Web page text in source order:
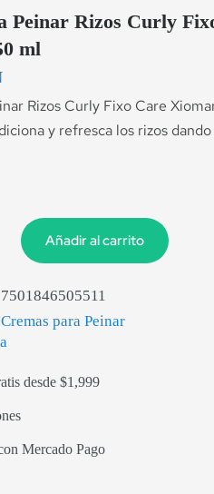
Peinar Rizos Curly
ml
Rizos Curly Fixo Care
y refresca los rizos
Añadir al carrito
7501846505511
Cremas para Peinar
desde $1,999
Mercado Pago